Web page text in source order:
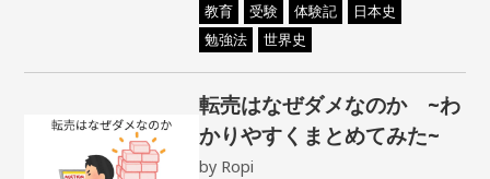
教育 受験 体験記
日本史
勉強法
世界史
転売はなぜダメなのか ~わ
かりやすくまとめてみた~
by Ropi